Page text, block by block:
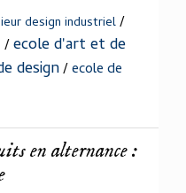
design industriel/
/ecole d'art et de
design/ecole de
en alternance :